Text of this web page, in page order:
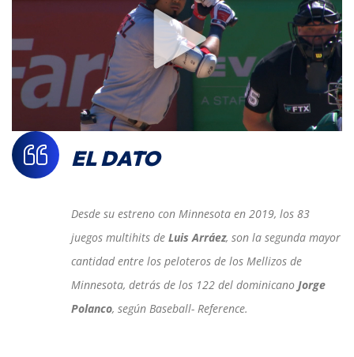
EL DATO
Desde su estreno con Minnesota en 2019, los 83
juegos multihits de Luis Arráez, son la segunda mayor
cantidad entre los peloteros de los Mellizos de
Minnesota, detrás de los 122 del dominicano Jorge
Polanco, según Baseball- Reference.